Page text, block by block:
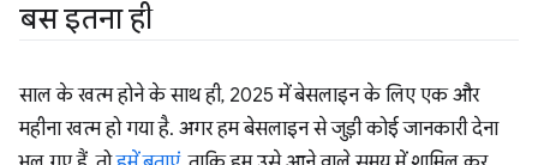
बस इतना ही
साल के खत्म होने के साथ ही, 2025 में बेसलाइन के लिए एक और
महीना खत्म हो गया है. अगर हम बेसलाइन से जुड़ी कोई जानकारी देना